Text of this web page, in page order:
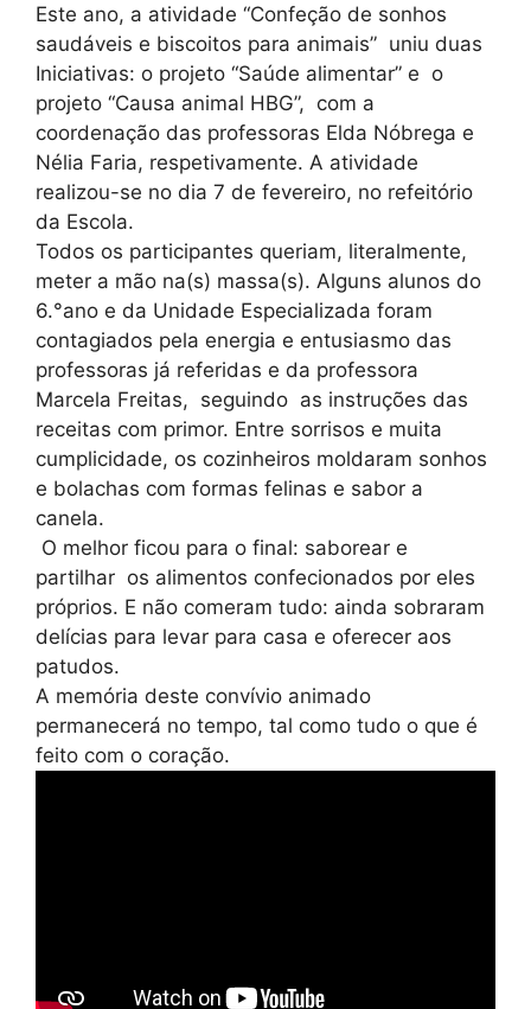
Este ano, a atividade “Confeção de sonhos
saudáveis e biscoitos para animais” uniu duas
Iniciativas: o projeto “Saúde alimentar” e o
projeto “Causa animal HBG”, com a
coordenação das professoras Elda Nóbrega e
Nélia Faria, respetivamente. A atividade
realizou-se no dia 7 de fevereiro, no refeitório
da Escola.
Todos os participantes queriam, literalmente,
meter a mão na(s) massa(s). Alguns alunos do
6.°ano e da Unidade Especializada foram
contagiados pela energia e entusiasmo das
professoras já referidas e da professora
Marcela Freitas, seguindo as instruções das
receitas com primor. Entre sorrisos e muita
cumplicidade, os cozinheiros moldaram sonhos
e bolachas com formas felinas e sabor a
canela.
O melhor ficou para o final: saborear e
partilhar os alimentos confecionados por eles
próprios. E não comeram tudo: ainda sobraram
delícias para levar para casa e oferecer aos
patudos.
A memória deste convívio animado
permanecerá no tempo, tal como tudo o que é
feito com o coração.